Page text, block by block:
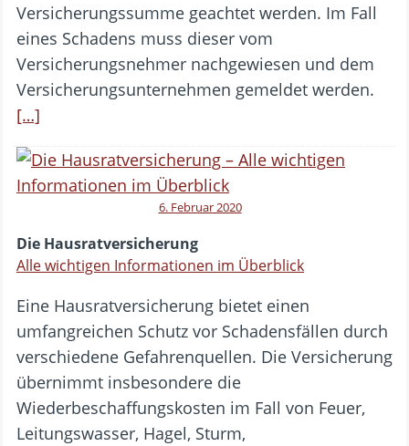
Versicherungssumme geachtet werden. Im Fall
eines Schadens muss dieser vom
Versicherungsnehmer nachgewiesen und dem
Versicherungsunternehmen gemeldet werden.
[…]
6. Februar 2020
Die Hausratversicherung
Alle wichtigen Informationen im Überblick
Eine Hausratversicherung bietet einen
umfangreichen Schutz vor Schadensfällen durch
verschiedene Gefahrenquellen. Die Versicherung
übernimmt insbesondere die
Wiederbeschaffungskosten im Fall von Feuer,
Leitungswasser, Hagel, Sturm,